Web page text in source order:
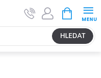
HLEDAT
NÁKUPNÍ
KOŠÍK